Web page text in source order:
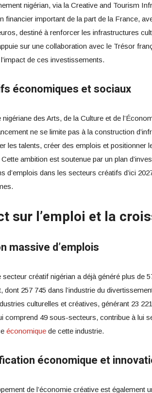
nigérian, via la Creative and Tourism
financier important de la part de la France,
destiné à renforcer les infrastructures
sur une collaboration avec le Trésor
de ces investissements.
économiques et sociaux
nigériane des Arts, de la Culture et de
ne se limite pas à la construction
les talents, créer des emplois et positionner
Cette ambition est soutenue par un plan
d’emplois dans les secteurs créatifs d’ici
sur l’emploi et la
massive d’emplois
secteur créatif nigérian a déjà généré plus de
dont 257 745 dans l’industrie du
culturelles et créatives, générant 23
comprend 49 sous-secteurs, contribue à lui
économique de cette industrie.
économique et
de l’économie créative est également